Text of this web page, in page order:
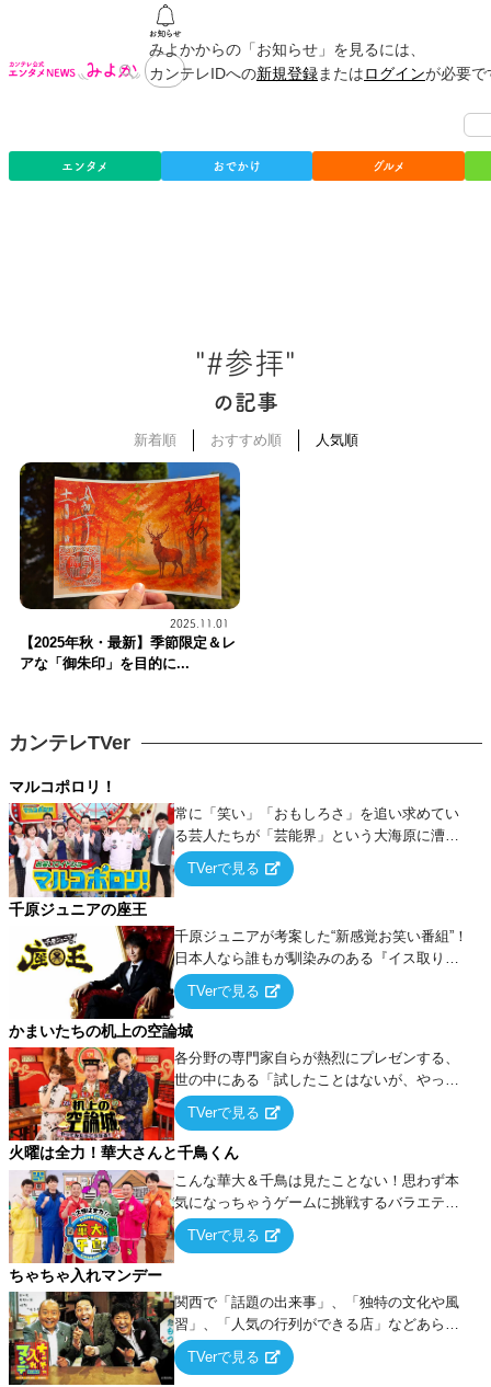
みよかからの「お知らせ」を見るには、
カンテレIDへの新規登録またはログインが必要
エンタメ おでかけ グルメ
"#参拝"
の記事
新着順 おすすめ順 人気順
2025.11.01
【2025年秋・最新】季節限定＆レ
アな「御朱印」を目的に...
カンテレTVer
マルコポロリ！
常に「笑い」「おもしろさ」を追い求めてい
る芸人たちが「芸能界」という大海原に漕ぎ
出でて、新たなオモシロ人間を発掘する！
TVerで見る
千原ジュニアの座王
千原ジュニアが考案した“新感覚お笑い番組”！
日本人なら誰もが馴染みのある『イス取りゲ
ーム』をベースに、大喜利・ギャグ・モノボ
ケ・歌…など様々なお題で芸人がショートネ
タを競い合う！
TVerで見る
かまいたちの机上の空論城
各分野の専門家自らが熱烈にプレゼンする、
世の中にある「試したことはないが、やって
みたらこうなる！…ハズ」という“机上の空
論”に若手芸人らがカラダを張って挑む！
TVerで見る
火曜は全力！華大さんと千鳥くん
こんな華大＆千鳥は見たことない！思わず本
気になっちゃうゲームに挑戦するバラエティ
ー！
TVerで見る
ちゃちゃ入れマンデー
関西で「話題の出来事」、「独特の文化や風
習」、「人気の行列ができる店」などあらゆ
るテーマについて好き放題にちゃちゃを入れ
ていく関西色を前面に押し出したトークバラ
TVerで見る